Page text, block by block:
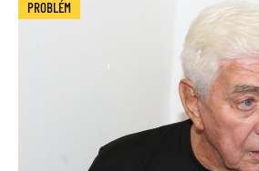
PROBLÉM